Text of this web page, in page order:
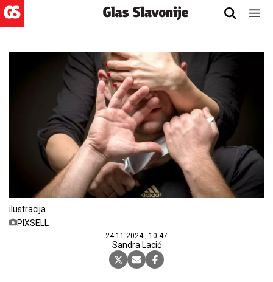
ilustracija
PIXSELL
24.11.2024., 10:47
Sandra Lacić